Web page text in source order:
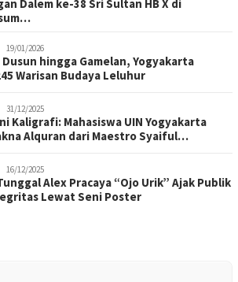
Dalem ke-38 Sri Sultan HB X di
19/01/2026
hingga Gamelan, Yogyakarta
Warisan Budaya Leluhur
31/12/2025
Kaligrafi: Mahasiswa UIN Yogyakarta
Alquran dari Maestro Syaiful…
16/12/2025
Alex Pracaya “Ojo Urik” Ajak Publik
Lewat Seni Poster